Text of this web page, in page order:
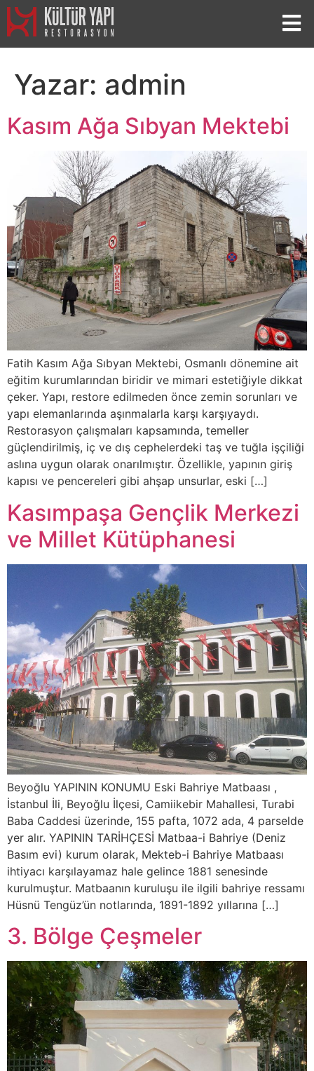
Yazar: admin
Kasım Ağa Sıbyan Mektebi
Fatih Kasım Ağa Sıbyan Mektebi, Osmanlı dönemine ait
eğitim kurumlarından biridir ve mimari estetiğiyle dikkat
çeker. Yapı, restore edilmeden önce zemin sorunları ve
yapı elemanlarında aşınmalarla karşı karşıyaydı.
Restorasyon çalışmaları kapsamında, temeller
güçlendirilmiş, iç ve dış cephelerdeki taş ve tuğla işçiliği
aslına uygun olarak onarılmıştır. Özellikle, yapının giriş
kapısı ve pencereleri gibi ahşap unsurlar, eski […]
Kasımpaşa Gençlik Merkezi
ve Millet Kütüphanesi
Beyoğlu YAPININ KONUMU Eski Bahriye Matbaası ,
İstanbul İli, Beyoğlu İlçesi, Camiikebir Mahallesi, Turabi
Baba Caddesi üzerinde, 155 pafta, 1072 ada, 4 parselde
yer alır. YAPININ TARİHÇESİ Matbaa-i Bahriye (Deniz
Basım evi) kurum olarak, Mekteb-i Bahriye Matbaası
ihtiyacı karşılayamaz hale gelince 1881 senesinde
kurulmuştur. Matbaanın kuruluşu ile ilgili bahriye ressamı
Hüsnü Tengüz’ün notlarında, 1891-1892 yıllarına […]
3. Bölge Çeşmeler